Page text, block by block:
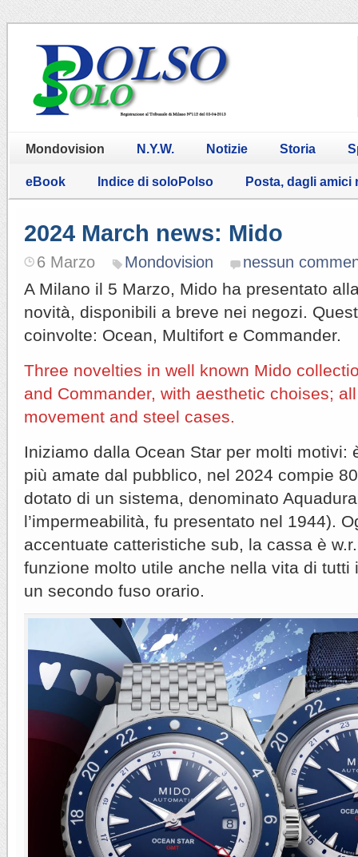
Mondovision N.Y.W. Notizie Storia
eBook Indice di soloPolso Posta, dagli amici
2024 March news: Mido
6 Marzo Mondovision nessun
A Milano il 5 Marzo, Mido ha presentato
novità, disponibili a breve nei negozi.
coinvolte: Ocean, Multifort e Commander.
Three novelties in well known Mido
and Commander, with aesthetic choises;
movement and steel cases.
Iniziamo dalla Ocean Star per molti motivi:
più amate dal pubblico, nel 2024 compie
dotato di un sistema, denominato
l’impermeabilità, fu presentato nel 1944).
accentuate catteristiche sub, la cassa è
funzione molto utile anche nella vita di tutti
un secondo fuso orario.